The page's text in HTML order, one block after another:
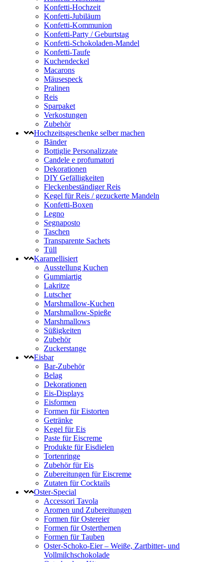
Konfetti-Hochzeit
Konfetti-Jubiläum
Konfetti-Kommunion
Konfetti-Party / Geburtstag
Konfetti-Schokoladen-Mandel
Konfetti-Taufe
Kuchendeckel
Macarons
Mäusespeck
Pralinen
Reis
Sparpaket
Verkostungen
Zubehör
Hochzeitsgeschenke selber machen
Bänder
Bottiglie Personalizzate
Candele e profumatori
Dekorationen
DIY Gefälligkeiten
Fleckenbeständiger Reis
Kegel für Reis / gezuckerte Mandeln
Konfetti-Boxen
Legno
Segnaposto
Taschen
Transparente Sachets
Tüll
Karamellisiert
Ausstellung Kuchen
Gummiartig
Lakritze
Lutscher
Marshmallow-Kuchen
Marshmallow-Spieße
Marshmallows
Süßigkeiten
Zubehör
Zuckerstange
Eisbar
Bar-Zubehör
Belag
Dekorationen
Eis-Displays
Eisformen
Formen für Eistorten
Getränke
Kegel für Eis
Paste für Eiscreme
Produkte für Eisdielen
Tortenringe
Zubehör für Eis
Zubereitungen für Eiscreme
Zutaten für Cocktails
Oster-Special
Accessori Tavola
Aromen und Zubereitungen
Formen für Ostereier
Formen für Osterthemen
Formen für Tauben
Oster-Schoko-Eier – Weiße, Zartbitter- und
Vollmilchschokolade